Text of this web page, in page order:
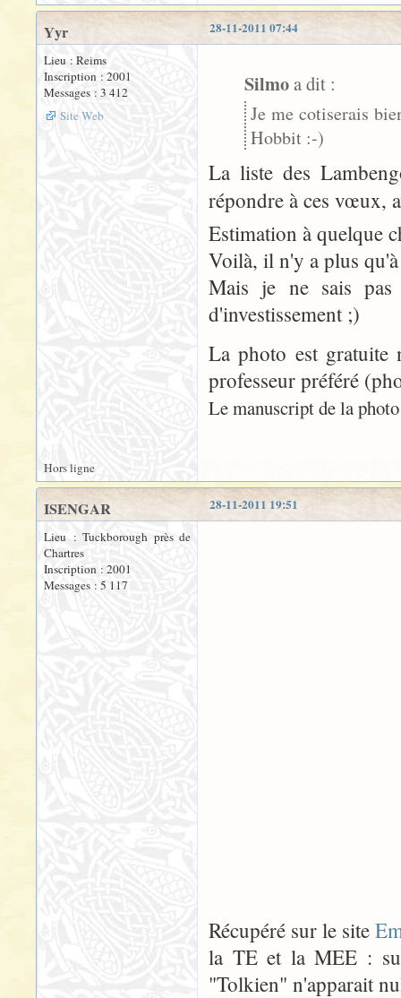
28-11-2011 07:44
Yyr
Lieu : Reims
Inscription : 2001
Messages : 3 412
Site Web
Silmoa dit :
Je me cotiserais
Hobbit :-)
La liste des
répondre à ces vœux,
Estimation à quelque
Voilà, il n'y a plus
Mais je ne sais
d'investissement ;)
La photo est gratuite
professeur préféré
Le manuscript de la
Hors ligne
28-11-2011 19:51
ISENGAR
Lieu : Tuckborough près de
Chartres
Inscription : 2001
Messages : 5 117
Récupéré sur le site
la TE et la MEE :
"Tolkien" n'apparait